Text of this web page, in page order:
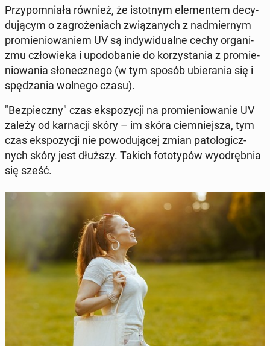
Przy­po­mnia­ła również, że istot­nym ele­men­tem de­cy­
du­ją­cym o za­gro­że­niach zwią­za­nych z nad­mier­nym
pro­mie­nio­wa­niem UV są in­dy­wi­du­al­ne cechy or­ga­ni­
zmu czło­wie­ka i upodo­ba­nie do ko­rzy­sta­nia z pro­mie­
nio­wa­nia sło­necz­ne­go (w tym sposób ubie­ra­nia się i
spę­dza­nia wolnego czasu).
"Bez­piecz­ny" czas eks­po­zy­cji na pro­mie­nio­wa­nie UV
zależy od kar­na­cji skóry – im skóra ciem­niej­sza, tym
czas eks­po­zy­cji nie po­wo­du­ją­cej zmian pa­to­lo­gicz­
nych skóry jest dłuższy. Takich fo­to­ty­pów wy­od­ręb­nia
się sześć.